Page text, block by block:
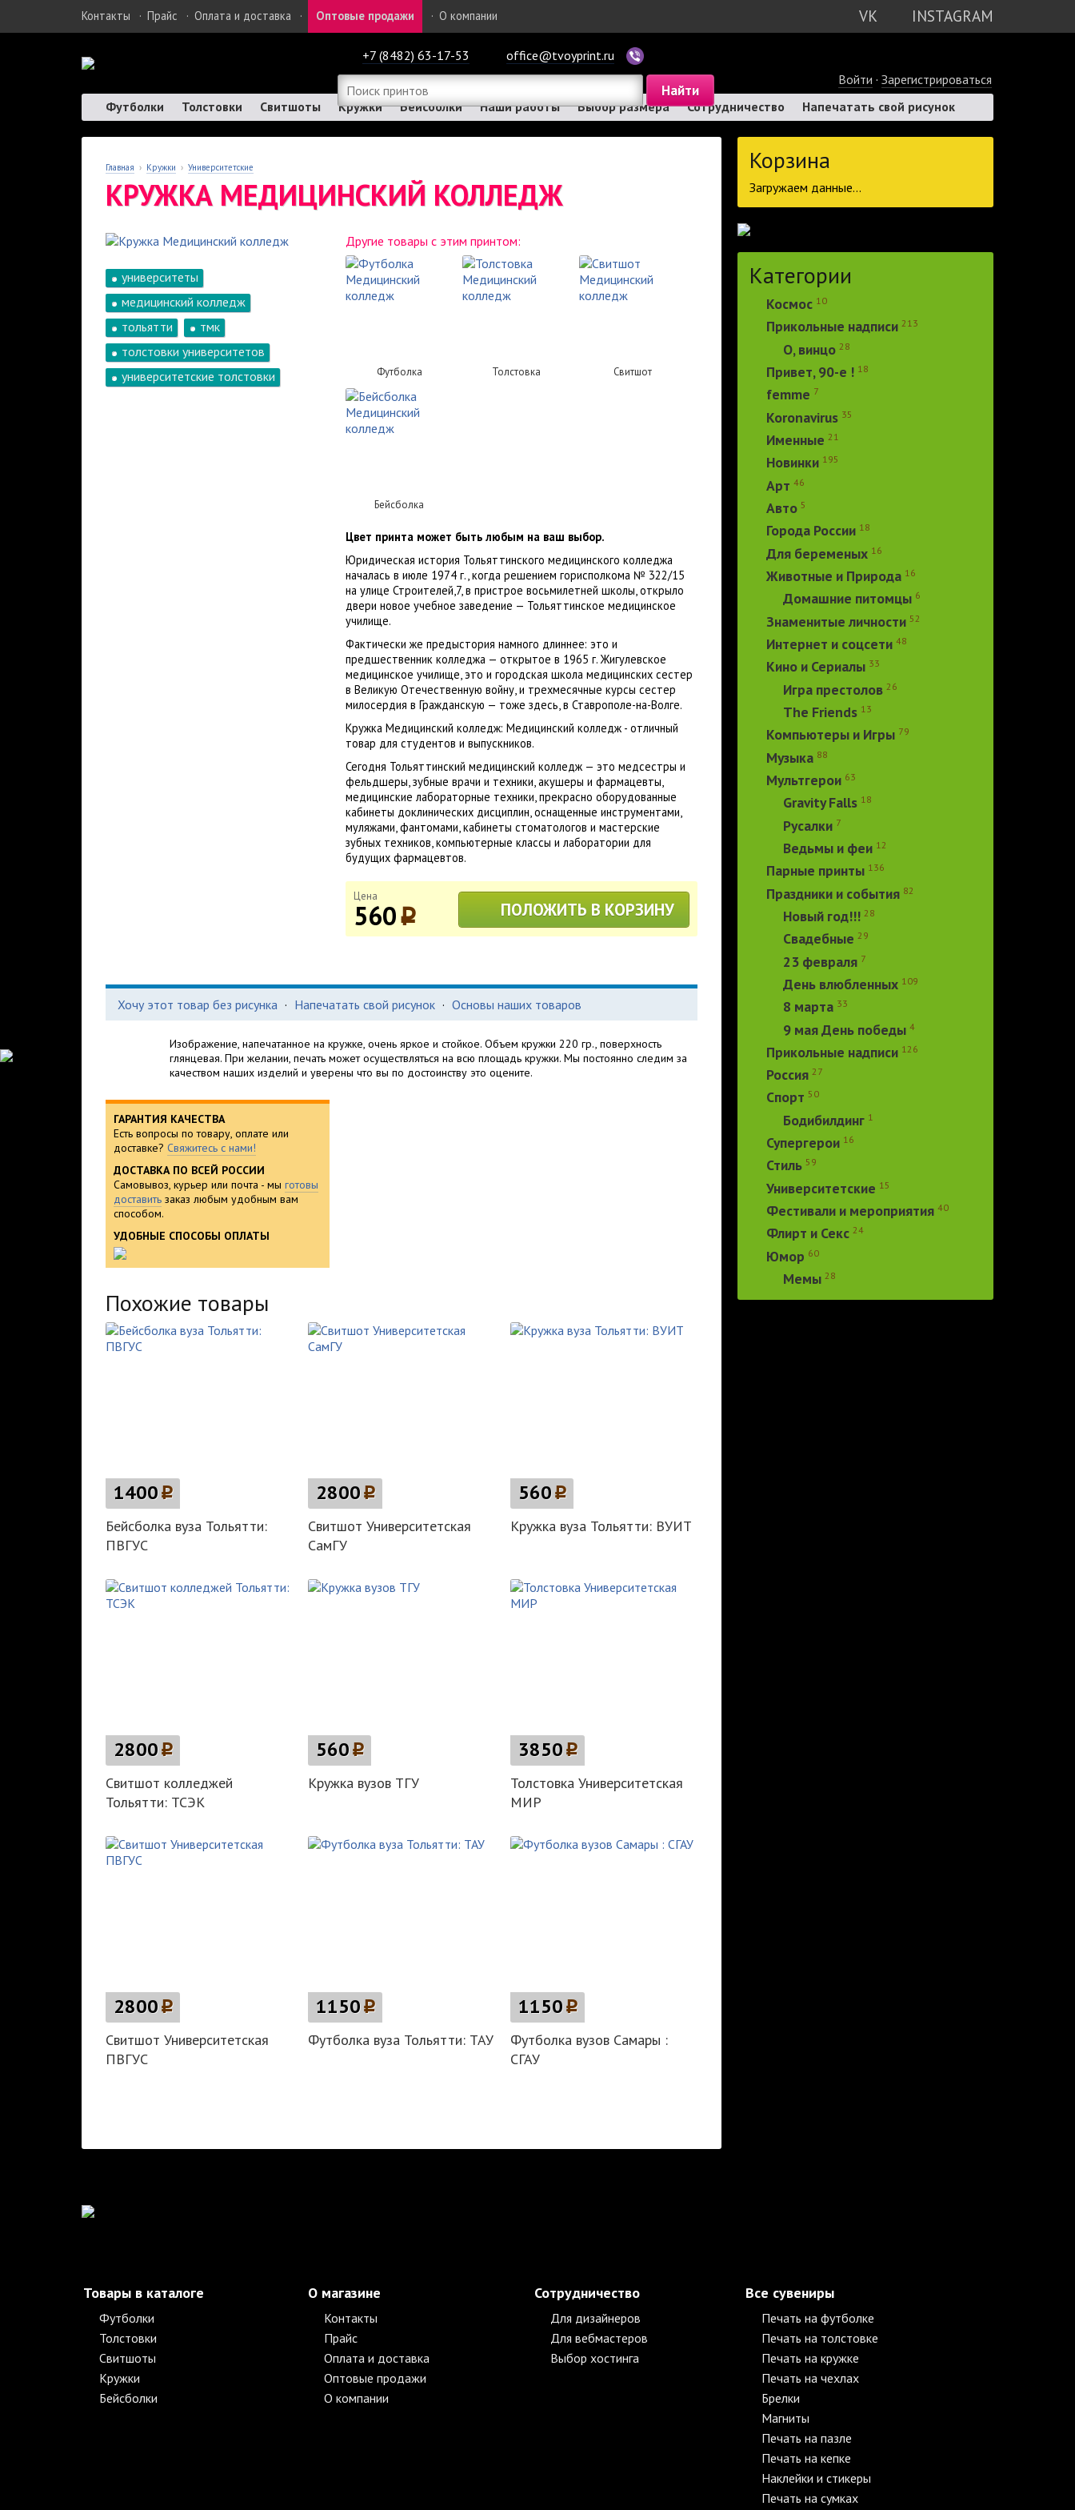
VK INSTAGRAM
Контакты · Прайс · Оплата и доставка · Оптовые продажи · О компании
+7 (8482) 63-17-53
office@tvoyprint.ru
Войти · Зарегистрироваться
Футболки
Толстовки Свитшоты Кружки Бейсболки Наши работы Выбор размера Сотрудничество Напечатать свой рисунок
Главная › Кружки › Университетские
КРУЖКА МЕДИЦИНСКИЙ КОЛЛЕДЖ
университеты
медицинский колледж
тольятти
тмк
толстовки университетов
университетские толстовки
Другие товары с этим принтом:
Футболка Толстовка Свитшот
Бейсболка
Цвет принта может быть любым на ваш выбор.
Юридическая история Тольяттинского медицинского колледжа
началась в июле 1974 г., когда решением горисполкома № 322/15
на улице Строителей,7, в пристрое восьмилетней школы, открыло
двери новое учебное заведение — Тольяттинское медицинское
училище.
Фактически же предыстория намного длиннее: это и
предшественник колледжа — открытое в 1965 г. Жигулевское
медицинское училище, это и городская школа медицинских сестер
в Великую Отечественную войну, и трехмесячные курсы сестер
милосердия в Гражданскую — тоже здесь, в Ставрополе-на-Волге.
Кружка Медицинский колледж: Медицинский колледж - отличный
товар для студентов и выпускников.
Сегодня Тольяттинский медицинский колледж — это медсестры и
фельдшеры, зубные врачи и техники, акушеры и фармацевты,
медицинские лабораторные техники, прекрасно оборудованные
кабинеты доклинических дисциплин, оснащенные инструментами,
муляжами, фантомами, кабинеты стоматологов и мастерские
зубных техников, компьютерные классы и лаборатории для
будущих фармацевтов.
Цена
560p ПОЛОЖИТЬ В КОРЗИНУ
Хочу этот товар без рисунка · Напечатать свой рисунок · Основы наших товаров
Изображение, напечатанное на кружке, очень яркое и стойкое. Объем кружки 220 гр., поверхность
глянцевая. При желании, печать может осуществляться на всю площадь кружки. Мы постоянно следим за
качеством наших изделий и уверены что вы по достоинству это оцените.
ГАРАНТИЯ КАЧЕСТВА
Есть вопросы по товару, оплате или
доставке? Свяжитесь с нами!
ДОСТАВКА ПО ВСЕЙ РОССИИ
Самовывоз, курьер или почта - мы готовы
доставить заказ любым удобным вам
способом.
УДОБНЫЕ СПОСОБЫ ОПЛАТЫ
Похожие товары
1400p
Бейсболка вуза Тольятти:
ПВГУС
2800p
Свитшот Университетская
СамГУ
560p
Кружка вуза Тольятти: ВУИТ
2800p
Свитшот колледжей
Тольятти: ТСЭК
560p
Кружка вузов ТГУ
3850p
Толстовка Университетская
МИР
2800p
Свитшот Университетская
ПВГУС
1150p
Футболка вуза Тольятти: ТАУ
1150p
Футболка вузов Самары :
СГАУ
Корзина
Загружаем данные...
Категории
Космос 10
Прикольные надписи 213
О, винцо 28
Привет, 90-е ! 18
femme 7
Koronavirus 35
Именные 21
Новинки 195
Арт 46
Авто 5
Города России 18
Для беременых 16
Животные и Природа 16
Домашние питомцы 6
Знаменитые личности 52
Интернет и соцсети 48
Кино и Сериалы 33
Игра престолов 26
The Friends 13
Компьютеры и Игры 79
Музыка 88
Мультгерои 63
Gravity Falls 18
Русалки 7
Ведьмы и феи 12
Парные принты 136
Праздники и события 82
Новый год!!! 28
Свадебные 29
23 февраля 7
День влюбленных 109
8 марта 33
9 мая День победы 4
Прикольные надписи 126
Россия 27
Спорт 50
Бодибилдинг 1
Супергерои 16
Стиль 59
Университетские 15
Фестивали и мероприятия 40
Флирт и Секс 24
Юмор 60
Мемы 28
Товары в каталоге
Футболки
Толстовки
Свитшоты
Кружки
Бейсболки
О магазине
Контакты
Прайс
Оплата и доставка
Оптовые продажи
О компании
Сотрудничество
Для дизайнеров
Для вебмастеров
Выбор хостинга
Все сувениры
Печать на футболке
Печать на толстовке
Печать на кружке
Печать на чехлах
Брелки
Магниты
Печать на пазле
Печать на кепке
Наклейки и стикеры
Печать на сумках